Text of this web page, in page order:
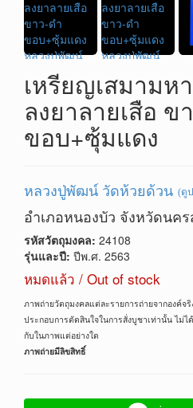
เหรียญเสมามห
ลงยาลายเสือ ข
ขอบ+ซุ้มแดง
หลวงปู่พัฒน์ วัดห้วยด้วน (ดู
อำเภอหนองบัว จังหวัดนค
รหัสวัตถุมงคล: 24108
รุ่นและปี: ปีพ.ศ. 2563
หมดแล้ว / Out of stock
ภาพถ่ายวัตถุมงคลแต่ละรายการถ่ายจากองค์จ
ประกอบการตัดสินใจในการสั่งบูชาเท่านั้น ไม่
กับในภาพแต่อย่างใด
ภาพถ่ายมีลิขสิทธิ์